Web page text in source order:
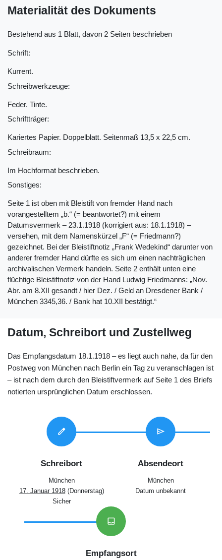
Materialität des Dokuments
Bestehend aus 1 Blatt, davon 2 Seiten beschrieben
Schrift:
Kurrent.
Schreibwerkzeuge:
Feder. Tinte.
Schriftträger:
Kariertes Papier. Doppelblatt. Seitenmaß 13,5 x 22,5 cm.
Schreibraum:
Im Hochformat beschrieben.
Sonstiges:
Seite 1 ist oben mit Bleistift von fremder Hand nach
vorangestelltem „b.“ (= beantwortet?) mit einem
Datumsvermerk ‒ 23.1.1918 (korrigiert aus: 18.1.1918) ‒
versehen, mit dem Namenskürzel „F“ (= Friedmann?)
gezeichnet. Bei der Bleistiftnotiz „Frank Wedekind“ darunter von
anderer fremder Hand dürfte es sich um einen nachträglichen
archivalischen Vermerk handeln. Seite 2 enthält unten eine
flüchtige Bleistiftnotiz von der Hand Ludwig Friedmanns: „Nov.
Abr. am 8.XII gesandt / hier Dez. / Geld an Dresdener Bank /
München 3345,36. / Bank hat 10.XII bestätigt.“
Datum, Schreibort und Zustellweg
Das Empfangsdatum 18.1.1918 ‒ es liegt auch nahe, da für den
Postweg von München nach Berlin ein Tag zu veranschlagen ist
‒ ist nach dem durch den Bleistiftvermerk auf Seite 1 des Briefs
notierten ursprünglichen Datum erschlossen.
edit
Schreibort
München
17. Januar 1918(Donnerstag)
Sicher
send
Absendeort
München
Datum unbekannt
inbox
Empfangsort